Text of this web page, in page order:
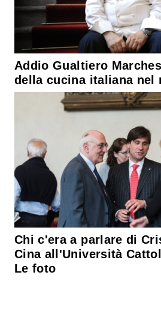
Addio Gualtiero
della cucina italiana nel
Chi c'era a parlare di
Cina all'Università
Le foto